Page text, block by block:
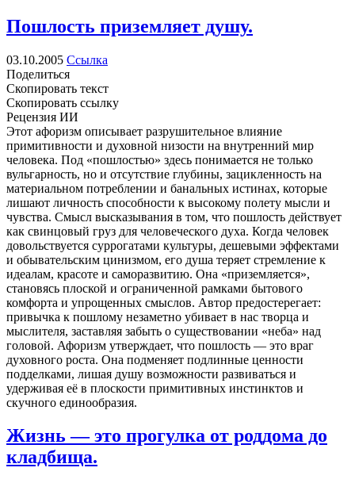
Пошлость приземляет душу.
03.10.2005 Ссылка
Поделиться
Скопировать текст
Скопировать ссылку
Рецензия ИИ
Этот афоризм описывает разрушительное влияние
примитивности и духовной низости на внутренний мир
человека. Под «пошлостью» здесь понимается не только
вульгарность, но и отсутствие глубины, зацикленность на
материальном потреблении и банальных истинах, которые
лишают личность способности к высокому полету мысли и
чувства. Смысл высказывания в том, что пошлость действует
как свинцовый груз для человеческого духа. Когда человек
довольствуется суррогатами культуры, дешевыми эффектами
и обывательским цинизмом, его душа теряет стремление к
идеалам, красоте и саморазвитию. Она «приземляется»,
становясь плоской и ограниченной рамками бытового
комфорта и упрощенных смыслов. Автор предостерегает:
привычка к пошлому незаметно убивает в нас творца и
мыслителя, заставляя забыть о существовании «неба» над
головой. Афоризм утверждает, что пошлость — это враг
духовного роста. Она подменяет подлинные ценности
подделками, лишая душу возможности развиваться и
удерживая её в плоскости примитивных инстинктов и
скучного единообразия.
Жизнь — это прогулка от роддома до
кладбища.